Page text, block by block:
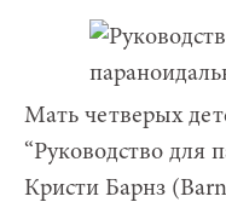
Мать четверых
“Руководство для
Кристи Барнз